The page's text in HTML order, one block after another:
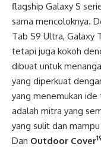
flagship Galaxy S
sama mencoloknya.
Tab S9 Ultra, Galaxy
tetapi juga kokoh
dibuat untuk
yang diperkuat
yang menemukan
adalah mitra yang
yang sulit dan
Dan Outdoor Cover